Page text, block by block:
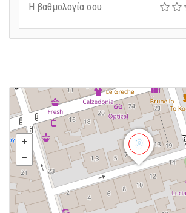
Η βαθμολογία σου